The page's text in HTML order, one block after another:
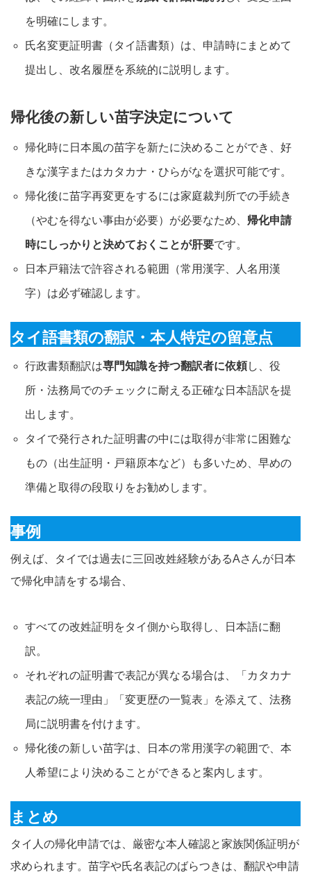
を明確にします。
氏名変更証明書（タイ語書類）は、申請時にまとめて
提出し、改名履歴を系統的に説明します。
帰化後の新しい苗字決定について
帰化時に日本風の苗字を新たに決めることができ、好
きな漢字またはカタカナ・ひらがなを選択可能です。
帰化後に苗字再変更をするには家庭裁判所での手続き
（やむを得ない事由が必要）が必要なため、 帰化申請
時にしっかりと決めておくことが肝要です。
日本戸籍法で許容される範囲（常用漢字、人名用漢
字）は必ず確認します。
タイ語書類の翻訳・本人特定の留意点
行政書類翻訳は専門知識を持つ翻訳者に依頼し、役
所・法務局でのチェックに耐える正確な日本語訳を提
出します。
タイで発行された証明書の中には取得が非常に困難な
もの（出生証明・戸籍原本など）も多いため、早めの
準備と取得の段取りをお勧めします。
事例
例えば、タイでは過去に三回改姓経験があるAさんが日本
で帰化申請をする場合、
すべての改姓証明をタイ側から取得し、日本語に翻
訳。
それぞれの証明書で表記が異なる場合は、「カタカナ
表記の統一理由」「変更歴の一覧表」を添えて、法務
局に説明書を付けます。
帰化後の新しい苗字は、日本の常用漢字の範囲で、本
人希望により決めることができると案内します。
まとめ
タイ人の帰化申請では、厳密な本人確認と家族関係証明が
求められます。苗字や氏名表記のばらつきは、翻訳や申請